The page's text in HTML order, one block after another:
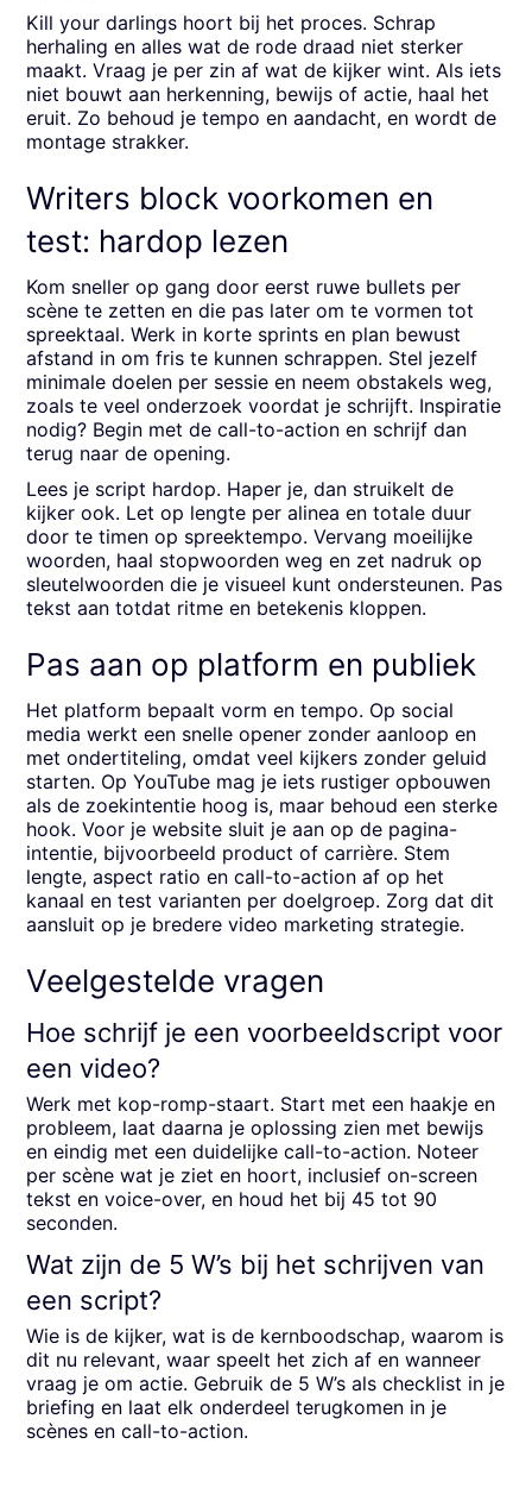
Kill your darlings hoort bij het proces. Schrap
herhaling en alles wat de rode draad niet sterker
maakt. Vraag je per zin af wat de kijker wint. Als iets
niet bouwt aan herkenning, bewijs of actie, haal het
eruit. Zo behoud je tempo en aandacht, en wordt de
montage strakker.
Writers block voorkomen en
test: hardop lezen
Kom sneller op gang door eerst ruwe bullets per
scène te zetten en die pas later om te vormen tot
spreektaal. Werk in korte sprints en plan bewust
afstand in om fris te kunnen schrappen. Stel jezelf
minimale doelen per sessie en neem obstakels weg,
zoals te veel onderzoek voordat je schrijft. Inspiratie
nodig? Begin met de call-to-action en schrijf dan
terug naar de opening.
Lees je script hardop. Haper je, dan struikelt de
kijker ook. Let op lengte per alinea en totale duur
door te timen op spreektempo. Vervang moeilijke
woorden, haal stopwoorden weg en zet nadruk op
sleutelwoorden die je visueel kunt ondersteunen. Pas
tekst aan totdat ritme en betekenis kloppen.
Pas aan op platform en publiek
Het platform bepaalt vorm en tempo. Op social
media werkt een snelle opener zonder aanloop en
met ondertiteling, omdat veel kijkers zonder geluid
starten. Op YouTube mag je iets rustiger opbouwen
als de zoekintentie hoog is, maar behoud een sterke
hook. Voor je website sluit je aan op de pagina-
intentie, bijvoorbeeld product of carrière. Stem
lengte, aspect ratio en call-to-action af op het
kanaal en test varianten per doelgroep. Zorg dat dit
aansluit op je bredere video marketing strategie.
Veelgestelde vragen
Hoe schrijf je een voorbeeldscript voor
een video?
Werk met kop-romp-staart. Start met een haakje en
probleem, laat daarna je oplossing zien met bewijs
en eindig met een duidelijke call-to-action. Noteer
per scène wat je ziet en hoort, inclusief on-screen
tekst en voice-over, en houd het bij 45 tot 90
seconden.
Wat zijn de 5 W’s bij het schrijven van
een script?
Wie is de kijker, wat is de kernboodschap, waarom is
dit nu relevant, waar speelt het zich af en wanneer
vraag je om actie. Gebruik de 5 W’s als checklist in je
briefing en laat elk onderdeel terugkomen in je
scènes en call-to-action.